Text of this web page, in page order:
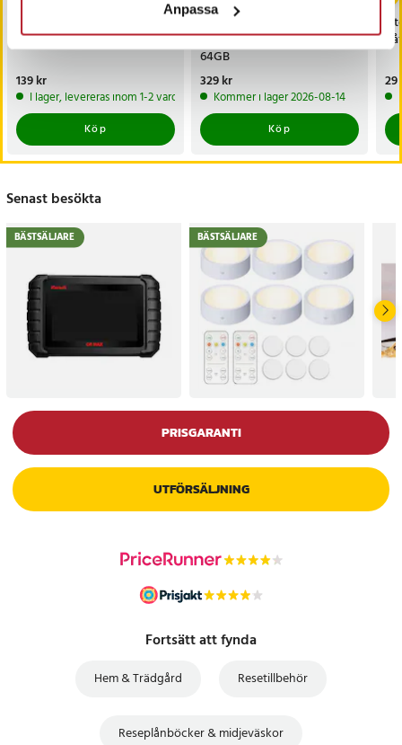
Anpassa
skydd - Svart
Pris:139 kr
139 kr
I lager, levereras inom 1-2 vardagar
Köp
Minneskort SanDisk
Extreme Pro SDXC -
64GB
Pris:329 kr
329 kr
Kommer i lager 2026-08-14
Köp
29
Senast besökta
BÄSTSÄLJARE BÄSTSÄLJARE
PRISGARANTI
UTFÖRSÄLJNING
Fortsätt att fynda
Hem & Trädgård Resetillbehör
Reseplånböcker & midjeväskor